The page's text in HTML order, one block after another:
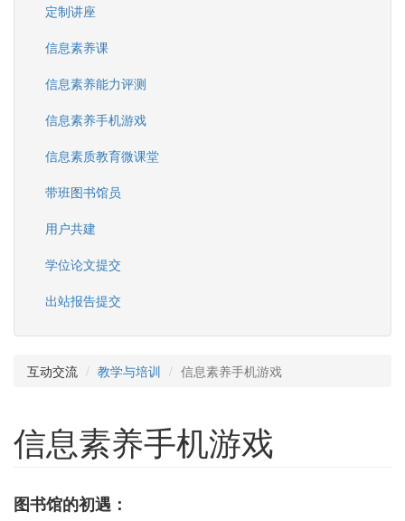
定制讲座
信息素养课
信息素养能力评测
信息素养手机游戏
信息素质教育微课堂
带班图书馆员
用户共建
学位论文提交
出站报告提交
互动交流 教学与培训 信息素养手机游戏
信息素养手机游戏
图书馆的初遇：